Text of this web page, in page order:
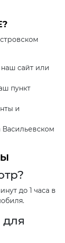
сайт или
пункт
и
Васильевском
до 1 часа в